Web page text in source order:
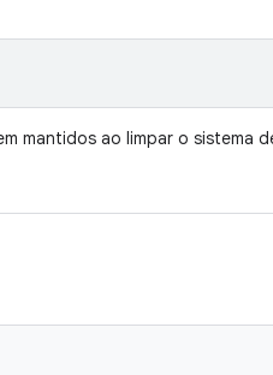
mantidos ao limpar o sistema